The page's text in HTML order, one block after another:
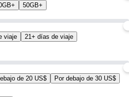
50GB+
viaje
21+ días de viaje
de 20 US$
Por debajo de 30 US$